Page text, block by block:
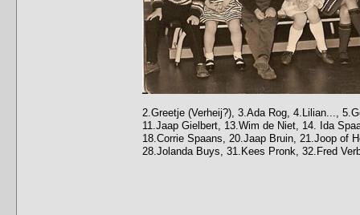
2.Greetje (Verheij?), 3.Ada Rog, 4.Lilian...,
11.Jaap Gielbert, 13.Wim de Niet, 14. Ida
18.Corrie Spaans, 20.Jaap Bruin, 21.Joop of
28.Jolanda Buys, 31.Kees Pronk, 32.Fred